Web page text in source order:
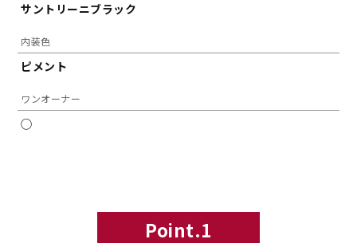
サントリーニブラック
内装色
ピメント
ワンオーナー
◯
Point.1